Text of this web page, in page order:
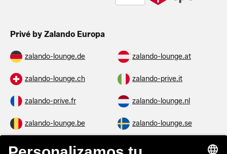
Privé by Zalando Europa
zalando-lounge.de zalando-lounge.at
zalando-lounge.ch zalando-prive.it
zalando-prive.fr zalando-lounge.nl
zalando-lounge.be zalando-lounge.se
zalando-lounge.fi